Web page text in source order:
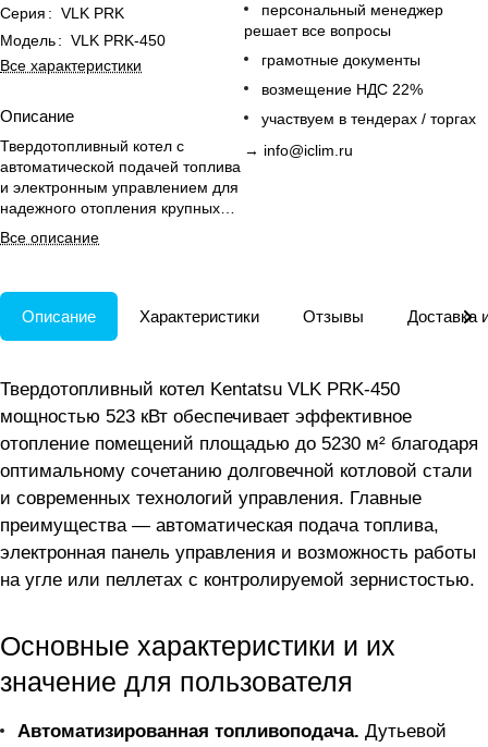
Серия : VLK PRK
Модель: VLK PRK-450
Все характеристики
Описание
Твердотопливный котел с
автоматической подачей топлива
и электронным управлением для
надежного отопления крупных
объектов.
Все описание
персональный менеджер
решает все вопросы
грамотные документы
возмещение НДС 22%
участвуем в тендерах / торгах
→ info@iclim.ru
Описание Характеристики Отзывы Доставка
Твердотопливный котел Kentatsu VLK PRK-450
мощностью 523 кВт обеспечивает эффективное
отопление помещений площадью до 5230 м² благодаря
оптимальному сочетанию долговечной котловой стали
и современных технологий управления. Главные
преимущества — автоматическая подача топлива,
электронная панель управления и возможность работы
на угле или пеллетах с контролируемой зернистостью.
Основные характеристики и их
значение для пользователя
Автоматизированная топливоподача. Дутьевой